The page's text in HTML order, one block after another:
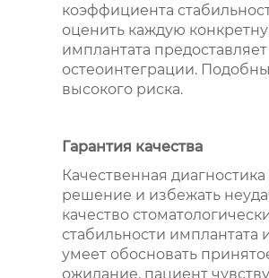
коэффициента
оценить каждую
имплантата
остеоинтеграции.
высокого риска.
Гарантия качества
Качественная
решение и избежать
качество
стабильности имплантата
умеет обосновать
ожидание, пациент